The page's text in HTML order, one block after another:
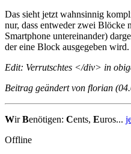
Das sieht jetzt wahnsinnig
nur, dass entweder zwei Blöcke
Smartphone untereinander)
der eine Block ausgegeben wird.
Edit: Verrutschtes </div> in
Beitrag geändert von florian
WirBenötigen: Cents, Euros...
Offline